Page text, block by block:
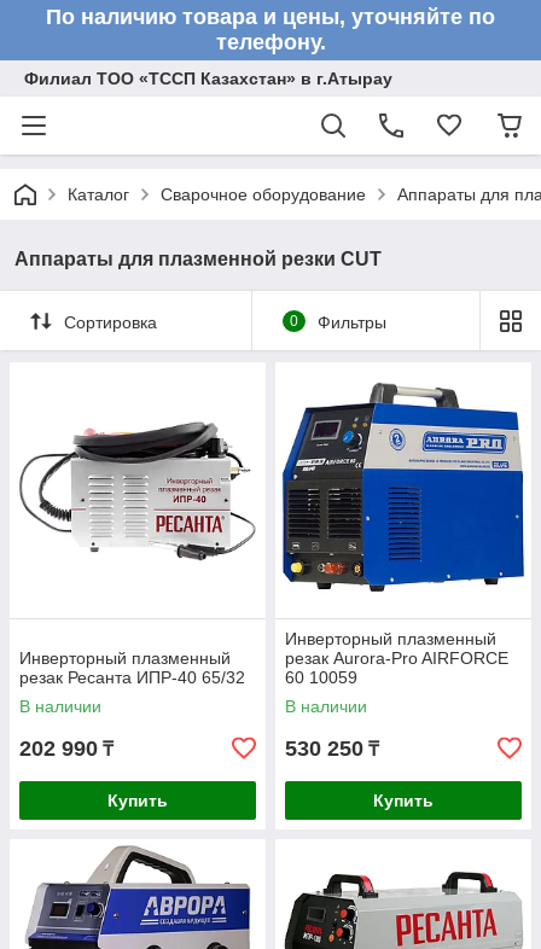
По наличию товара и цены, уточняйте по
телефону.
Филиал ТОО «ТССП Казахстан» в г.Атырау
Каталог Сварочное оборудование Аппараты для
Аппараты для плазменной резки CUT
Сортировка 0 Фильтры
Инверторный плазменный
резак Ресанта ИПР-40 65/32
В наличии
202 990 ₸
Купить
Инверторный плазменный
резак Aurora-Pro AIRFORCE
60 10059
В наличии
530 250 ₸
Купить